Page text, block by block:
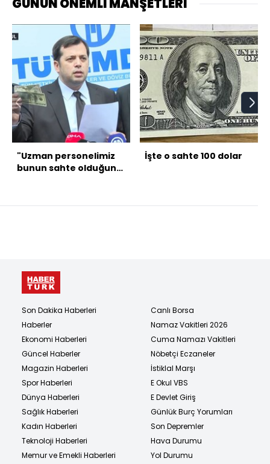
GÜNÜN ÖNEMLİ MANŞETLERİ
"Uzman personelimiz
bunun sahte olduğunu
İşte o sahte 100 dolar
Son Dakika Haberleri
Haberler
Ekonomi Haberleri
Güncel Haberler
Magazin Haberleri
Spor Haberleri
Dünya Haberleri
Sağlık Haberleri
Kadın Haberleri
Teknoloji Haberleri
Memur ve Emekli Haberleri
Canlı Borsa
Namaz Vakitleri 2026
Cuma Namazı Vakitleri
Nöbetçi Eczaneler
İstiklal Marşı
E Okul VBS
E Devlet Giriş
Günlük Burç Yorumları
Son Depremler
Hava Durumu
Yol Durumu